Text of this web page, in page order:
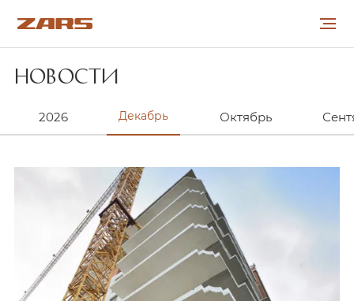
СОТРУДНИЧЕСТВО
КАРЬЕРА
НОВОСТИ
КОНТАКТЫ
НОВОСТИ
2026 Декабрь Октябрь